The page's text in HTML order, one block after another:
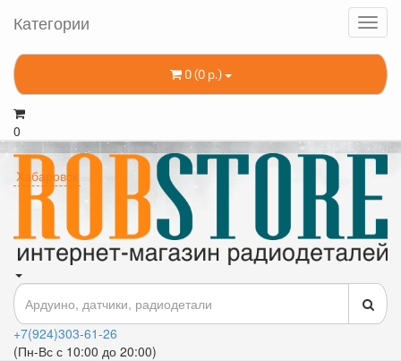
Категории
0 (0 р.)
0
Хабаровск
+7(924)303-61-26
(Пн-Вс с 10:00 до 20:00)